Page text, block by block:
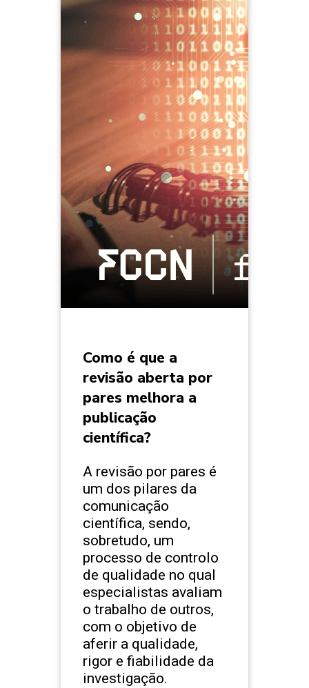
Como é que a
revisão aberta por
pares melhora a
publicação
científica?
A revisão por pares é
um dos pilares da
comunicação
científica, sendo,
sobretudo, um
processo de controlo
de qualidade no qual
especialistas avaliam
o trabalho de outros,
com o objetivo de
aferir a qualidade,
rigor e fiabilidade da
investigação.